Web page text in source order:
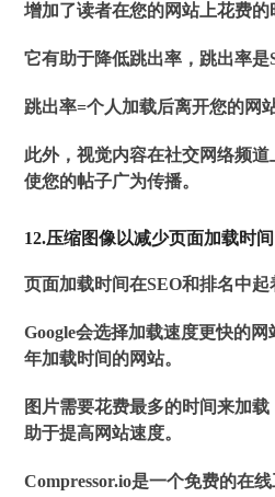
增加了读者在您的网站上花费的
它有助于降低跳出率，跳出率是
跳出率=个人加载后离开您的网
此外，视觉内容在社交网络频
使您的帖子广为传播。
12.压缩图像以减少页面加载时间
页面加载时间在SEO和排名中起
Google会选择加载速度更快的
年加载时间的网站。
图片需要花费最多的时间来加
助于提高网站速度。
Compressor.io是一个免费的在